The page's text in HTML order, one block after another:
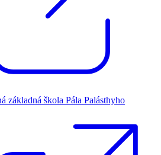
základná škola Pála Palásthyho